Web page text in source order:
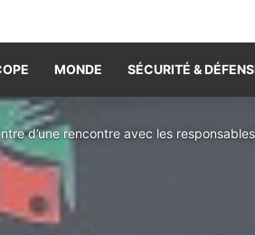
MONDE SÉCURITÉ &
d’une rencontre avec les